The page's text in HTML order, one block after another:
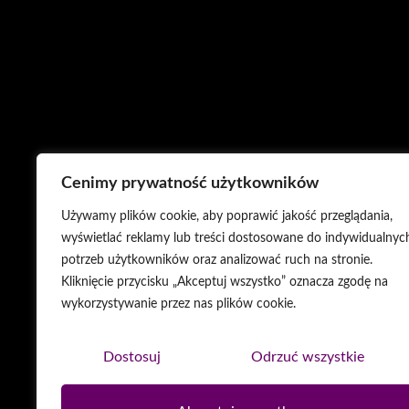
Cenimy prywatność użytkowników
Używamy plików cookie, aby poprawić jakość przeglądania,
wyświetlać reklamy lub treści dostosowane do
potrzeb użytkowników oraz analizować ruch na stronie.
Kliknięcie przycisku „Akceptuj wszystko” oznacza zgodę na
wykorzystywanie przez nas plików cookie.
Dostosuj Odrzuć wszystkie